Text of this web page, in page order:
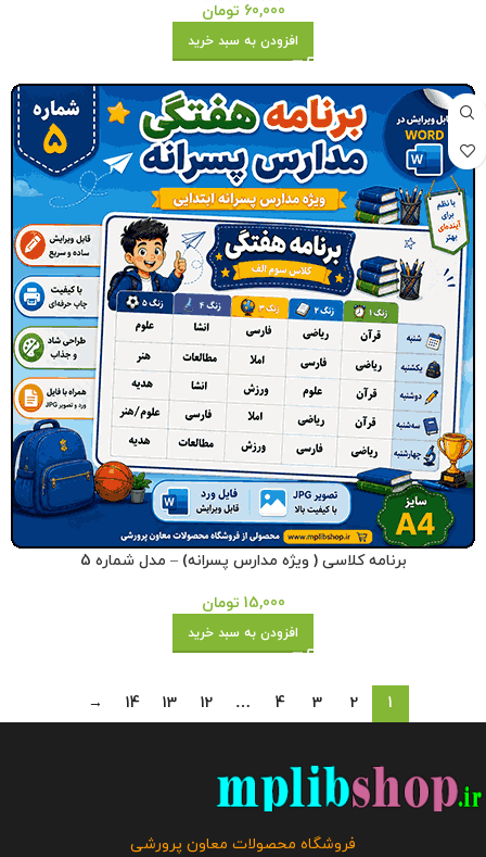
60,000 تومان
افزودن به سبد خرید
برنامه کلاسی ( ویژه مدارس پسرانه) – مدل شماره 5
15,000 تومان
افزودن به سبد خرید
1
2
3
4
…
12
13
14
→
فروشگاه محصولات معاون پرورشی